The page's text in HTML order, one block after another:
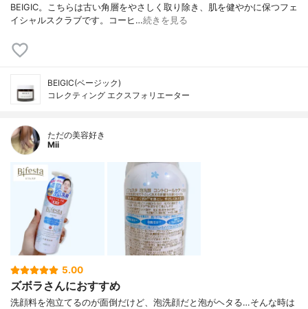
BEIGIC。こちらは古い角層をやさしく取り除き、肌を健やかに保つフェ
イシャルスクラブです。コーヒ…続きを見る
BEIGIC(ベージック)
コレクティング エクスフォリエーター
ただの美容好き
Mii
5.00
ズボラさんにおすすめ
洗顔料を泡立てるのが面倒だけど、泡洗顔だと泡がヘタる…そんな時は